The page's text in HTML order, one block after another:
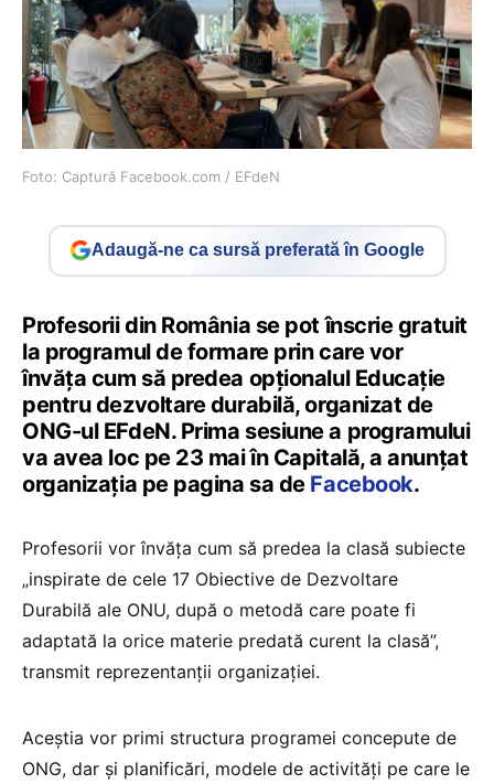
Foto: Captură Facebook.com / EFdeN
Adaugă-ne ca sursă preferată în Google
Profesorii din România se pot înscrie gratuit
la programul de formare prin care vor
învăța cum să predea opționalul Educație
pentru dezvoltare durabilă, organizat de
ONG-ul EFdeN. Prima sesiune a programului
va avea loc pe 23 mai în Capitală, a anunțat
organizația pe pagina sa de Facebook.
Profesorii vor învăța cum să predea la clasă subiecte
„inspirate de cele 17 Obiective de Dezvoltare
Durabilă ale ONU, după o metodă care poate fi
adaptată la orice materie predată curent la clasă”,
transmit reprezentanții organizației.
Aceștia vor primi structura programei concepute de
ONG, dar și planificări, modele de activități pe care le